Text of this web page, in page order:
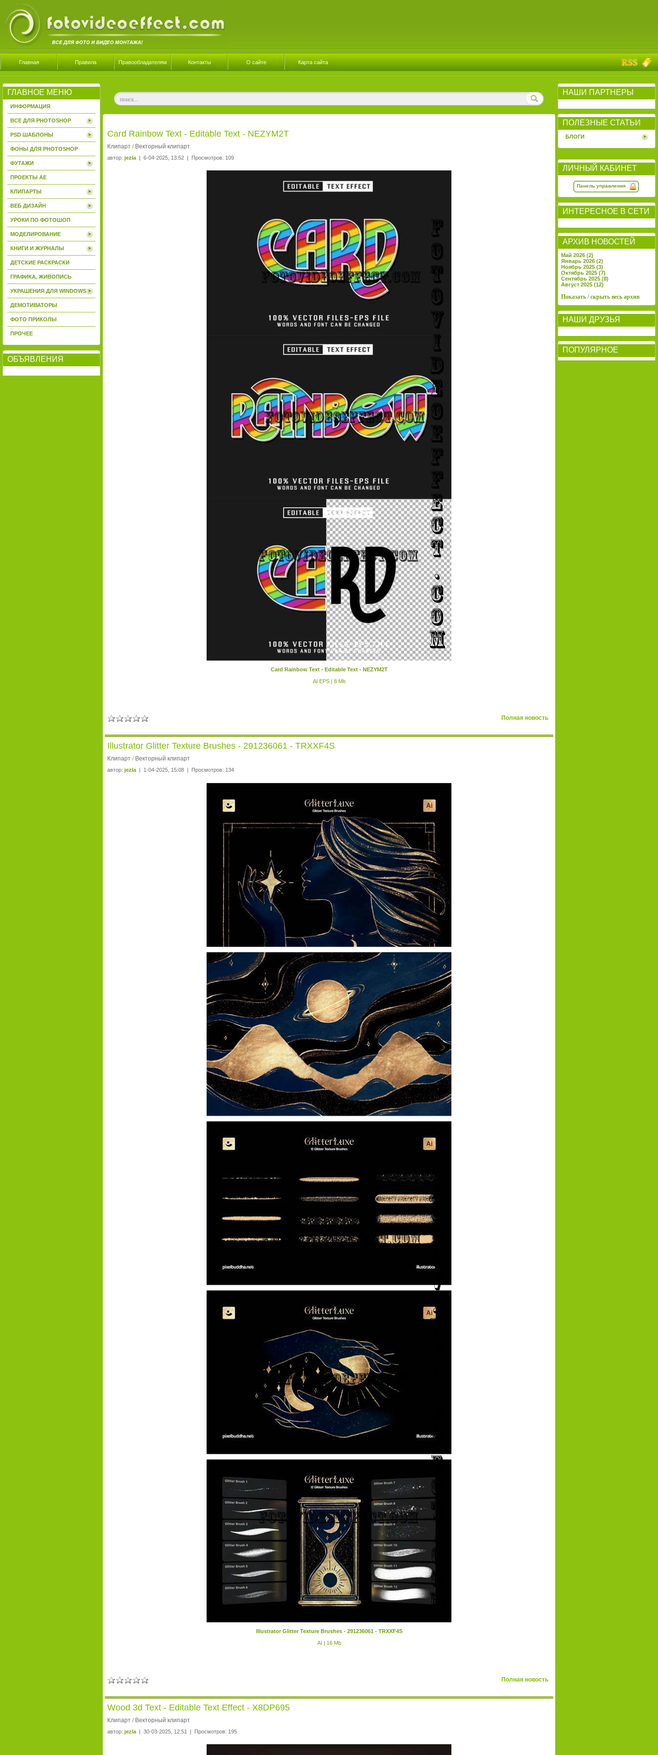
Главная Правила Правообладателям Контакты О сайте Карта сайта
ГЛАВНОЕ МЕНЮ
ИНФОРМАЦИЯ
ВСЕ ДЛЯ PHOTOSHOP
PSD ШАБЛОНЫ
ФОНЫ ДЛЯ PHOTOSHOP
ФУТАЖИ
ПРОЕКТЫ AE
КЛИПАРТЫ
ВЕБ ДИЗАЙН
УРОКИ ПО ФОТОШОП
МОДЕЛИРОВАНИЕ
КНИГИ И ЖУРНАЛЫ
ДЕТСКИЕ РАСКРАСКИ
ГРАФИКА, ЖИВОПИСЬ
УКРАШЕНИЯ ДЛЯ WINDOWS
ДЕМОТИВАТОРЫ
ФОТО ПРИКОЛЫ
ПРОЧЕЕ
ОБЪЯВЛЕНИЯ
Card Rainbow Text - Editable Text - NEZYM2T
Клипарт / Векторный клипарт
автор: jezla | 6-04-2025, 13:52 | Просмотров: 109
Card Rainbow Text - Editable Text - NEZYM2T
AI EPS | 8 Mb
Полная новость
Illustrator Glitter Texture Brushes - 291236061 - TRXXF4S
Клипарт / Векторный клипарт
автор: jezla | 1-04-2025, 15:08 | Просмотров: 134
Illustrator Glitter Texture Brushes - 291236061 - TRXXF4S
AI | 16 Mb
Полная новость
Wood 3d Text - Editable Text Effect - X8DP695
Клипарт / Векторный клипарт
автор: jezla | 30-03-2025, 12:51 | Просмотров: 195
НАШИ ПАРТНЕРЫ
ПОЛЕЗНЫЕ СТАТЬИ
БЛОГИ
ЛИЧНЫЙ КАБИНЕТ
Панель управления
ИНТЕРЕСНОЕ В СЕТИ
АРХИВ НОВОСТЕЙ
Май 2026 (2)
Январь 2026 (2)
Ноябрь 2025 (3)
Октябрь 2025 (7)
Сентябрь 2025 (8)
Август 2025 (12)
Показать / скрыть весь архив
НАШИ ДРУЗЬЯ
ПОПУЛЯРНОЕ